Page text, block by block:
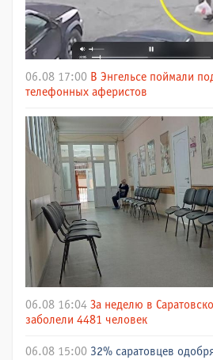
06.08 17:00 В Энгельсе поймали
телефонных аферистов
06.08 16:04 За неделю в
заболели 4481 человек
06.08 15:00 32% саратовцев